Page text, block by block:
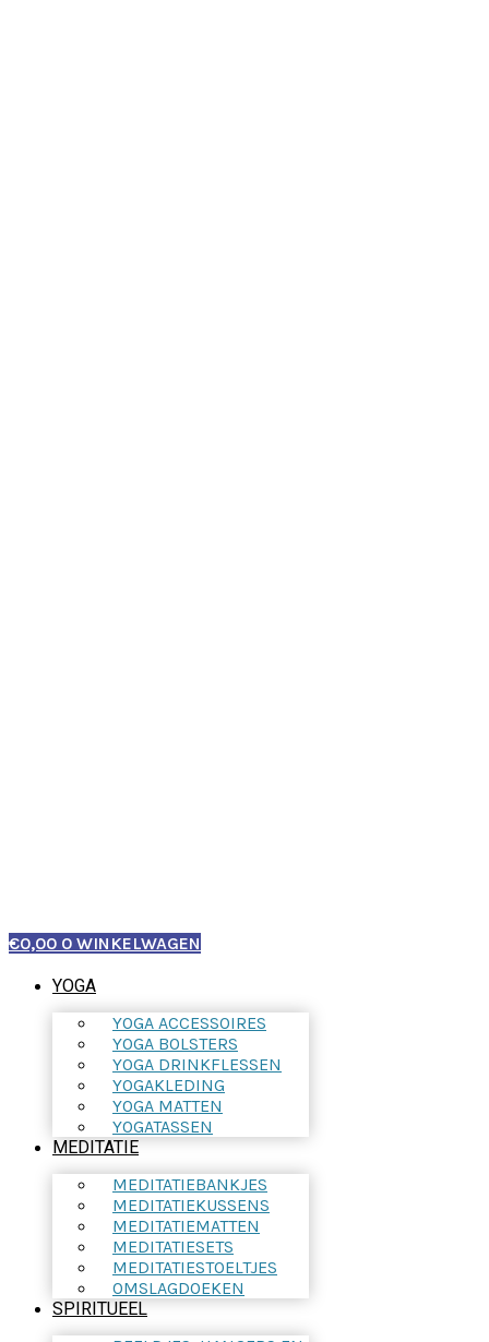
€0,00 0 WINKELWAGEN
YOGA
YOGA ACCESSOIRES
YOGA BOLSTERS
YOGA DRINKFLESSEN
YOGAKLEDING
YOGA MATTEN
YOGATASSEN
MEDITATIE
MEDITATIEBANKJES
MEDITATIEKUSSENS
MEDITATIEMATTEN
MEDITATIESETS
MEDITATIESTOELTJES
OMSLAGDOEKEN
SPIRITUEEL